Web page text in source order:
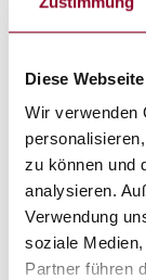
Diese
Wir verwenden
zu können und
analysieren.
Verwendung
soziale
Partner führen
Grafschafter
49849 Wilsum
Hiermit
Ihnen oder an
oder